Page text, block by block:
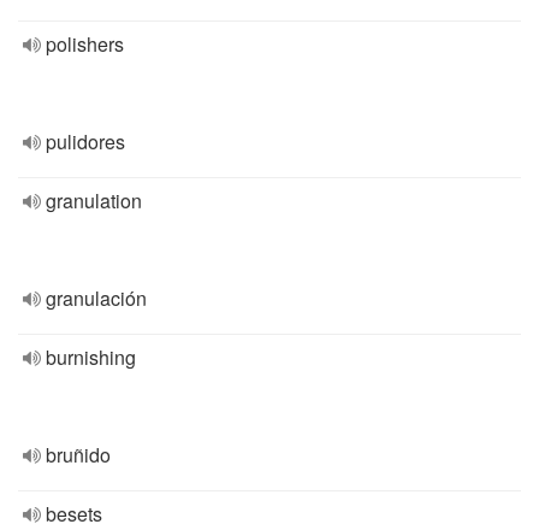
polishers
pulidores
granulation
granulación
burnishing
bruñido
besets